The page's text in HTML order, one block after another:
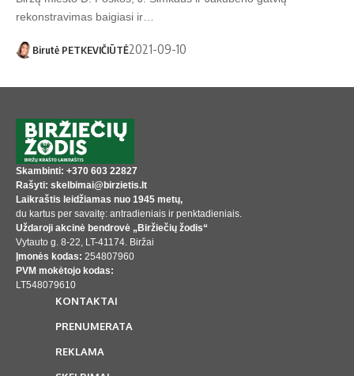
rekonstravimas baigiasi ir…
Birutė PETKEVIČIŪTĖ2021-09-10
Skambinti: +370 603 22827
Rašyti: skelbimai@birzietis.lt
Laikraštis leidžiamas nuo 1945 metų,
du kartus per savaitę: antradieniais ir penktadieniais.
Uždaroji akcinė bendrovė „Biržiečių žodis“
Vytauto g. 8-22, LT-41174. Biržai
Įmonės kodas: 254807960
PVM mokėtojo kodas:
LT548079610
KONTAKTAI
PRENUMERATA
REKLAMA